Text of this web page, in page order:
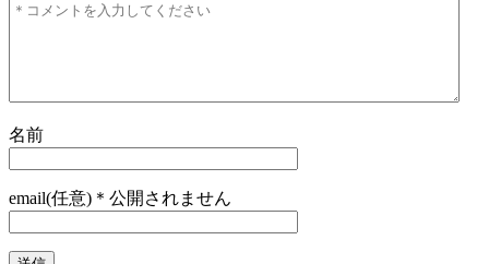
名前
email(任意)＊公開されません